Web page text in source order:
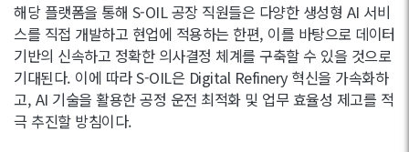
해당 플랫폼을 통해 S-OIL 공장 직원들은 다양한 생성형 AI 서비
스를 직접 개발하고 현업에 적용하는 한편, 이를 바탕으로 데이터
기반의 신속하고 정확한 의사결정 체계를 구축할 수 있을 것으로
기대된다. 이에 따라 S-OIL은 Digital Refinery 혁신을 가속화하
고, AI 기술을 활용한 공정 운전 최적화 및 업무 효율성 제고를 적
극 추진할 방침이다.